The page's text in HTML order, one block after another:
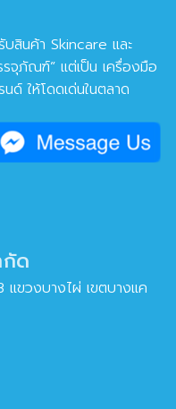
สินค้า Skincare และ
รจุภัณฑ์” แต่เป็น เครื่องมือ
ด์ ให้โดดเด่นในตลาด
ด
ขวงบางไผ่ เขตบางแค